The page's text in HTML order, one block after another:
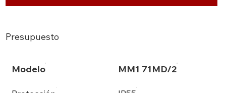
Presupuesto
Modelo MM1 71MD/2